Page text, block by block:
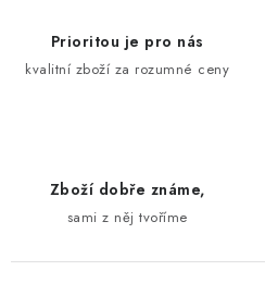
Prioritou je pro nás
kvalitní zboží za rozumné ceny
Zboží dobře známe,
sami z něj tvoříme